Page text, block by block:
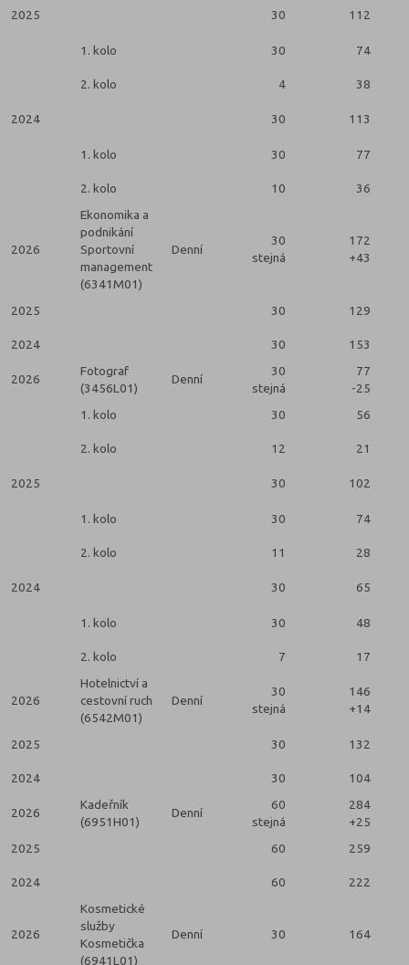
2025
30 112
1. kolo
30 74
2. kolo 4 38
2024 30 113
1. kolo
30 77
2. kolo 10 36
2026
Ekonomika a
podnikání
Sportovní
management
(6341M01)
Denní
30
stejná
172
+43
2025 30 129
2024 30 153
2026
Fotograf
(3456L01)
Denní
30
stejná
77
-25
1. kolo
30 56
2. kolo 12 21
2025 30 102
1. kolo
30 74
2. kolo 11 28
2024 30 65
1. kolo
30 48
2. kolo 7 17
2026
Hotelnictví a
cestovní ruch
(6542M01)
Denní
30
stejná
146
+14
2025 30 132
2024 30 104
2026
Kadeřník
(6951H01)
Denní
60
stejná
284
+25
2025
60 259
2024 60 222
2026
Kosmetické
služby
Kosmetička
(6941L01)
Denní 30 164